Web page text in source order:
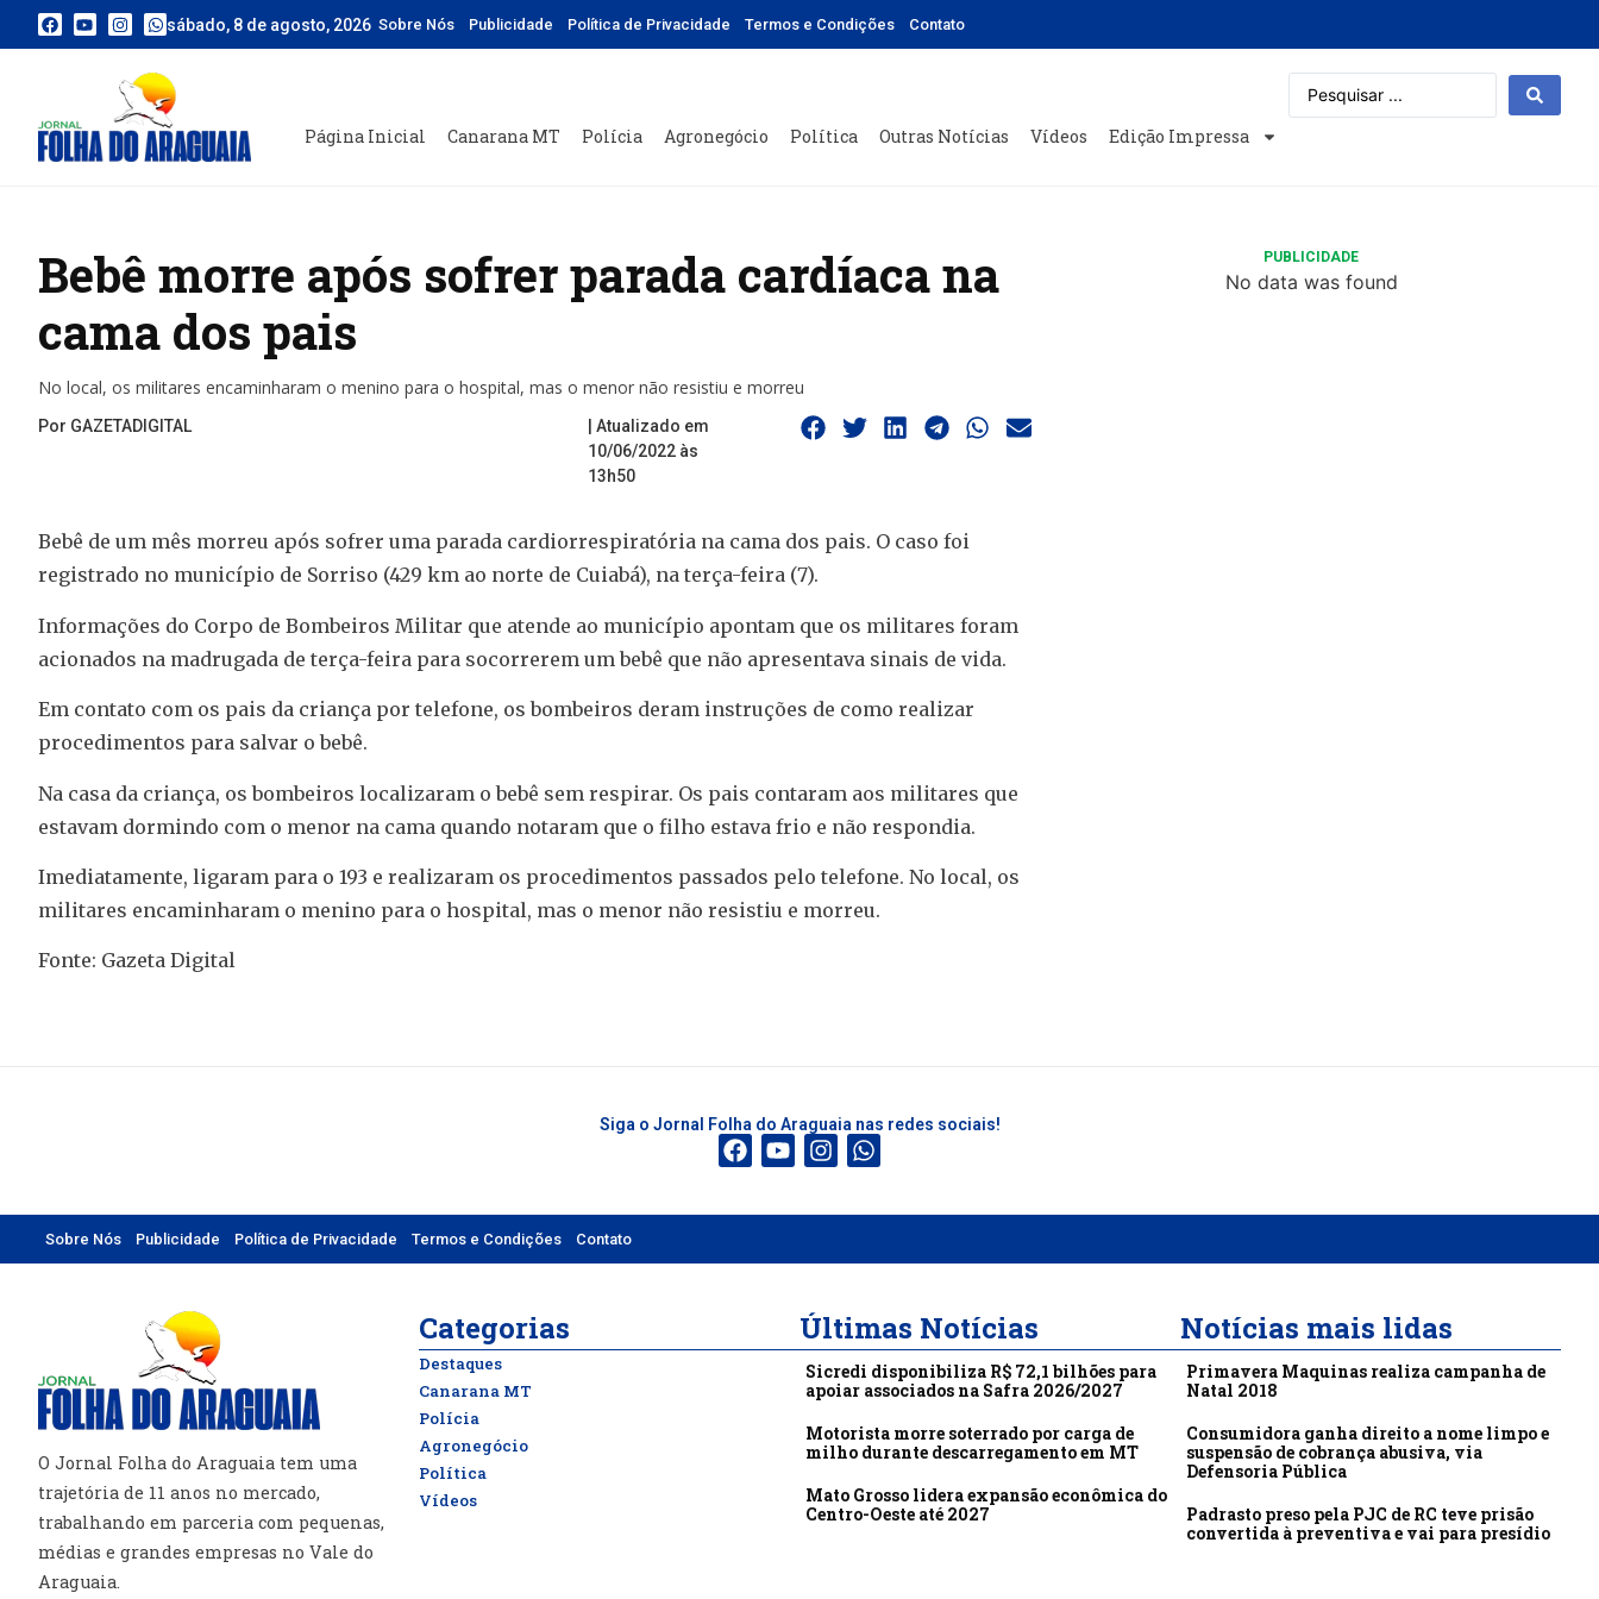
sábado, 8 de agosto, 2026 Sobre Nós Publicidade Política de Privacidade Termos e Condições Contato
Página Inicial Canarana MT Polícia Agronegócio Política Outras Notícias Vídeos Edição Impressa
Bebê morre após sofrer parada cardíaca na
cama dos pais
No local, os militares encaminharam o menino para o hospital, mas o menor não resistiu e morreu
Por GAZETADIGITAL
| Atualizado em
10/06/2022 às
13h50
Bebê de um mês morreu após sofrer uma parada cardiorrespiratória na cama dos pais. O caso foi
registrado no município de Sorriso (429 km ao norte de Cuiabá), na terça-feira (7).
Informações do Corpo de Bombeiros Militar que atende ao município apontam que os militares foram
acionados na madrugada de terça-feira para socorrerem um bebê que não apresentava sinais de vida.
Em contato com os pais da criança por telefone, os bombeiros deram instruções de como realizar
procedimentos para salvar o bebê.
Na casa da criança, os bombeiros localizaram o bebê sem respirar. Os pais contaram aos militares que
estavam dormindo com o menor na cama quando notaram que o filho estava frio e não respondia.
Imediatamente, ligaram para o 193 e realizaram os procedimentos passados pelo telefone. No local, os
militares encaminharam o menino para o hospital, mas o menor não resistiu e morreu.
Fonte: Gazeta Digital
PUBLICIDADE
No data was found
Siga o Jornal Folha do Araguaia nas redes sociais!
Sobre Nós Publicidade Política de Privacidade Termos e Condições Contato
O Jornal Folha do Araguaia tem uma
trajetória de 11 anos no mercado,
trabalhando em parceria com pequenas,
médias e grandes empresas no Vale do
Araguaia.
Categorias
Destaques
Canarana MT
Polícia
Agronegócio
Política
Vídeos
Últimas Notícias
Sicredi disponibiliza R$ 72,1 bilhões para
apoiar associados na Safra 2026/2027
Motorista morre soterrado por carga de
milho durante descarregamento em MT
Mato Grosso lidera expansão econômica do
Centro-Oeste até 2027
Notícias mais lidas
Primavera Maquinas realiza campanha de
Natal 2018
Consumidora ganha direito a nome limpo e
suspensão de cobrança abusiva, via
Defensoria Pública
Padrasto preso pela PJC de RC teve prisão
convertida à preventiva e vai para presídio